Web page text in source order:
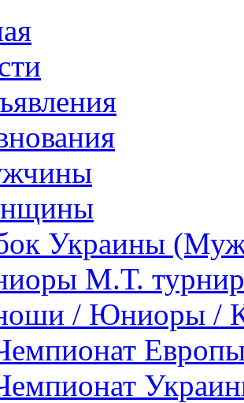
Украины
М.Т.
/ Юниоры /